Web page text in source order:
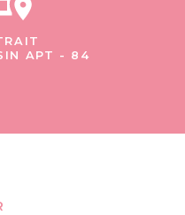
APT - 84